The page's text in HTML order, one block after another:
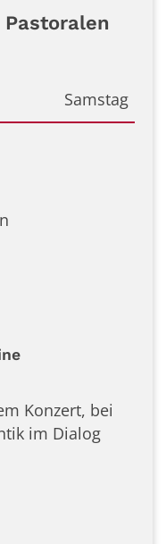
Samstag
Konzert, bei
im Dialog